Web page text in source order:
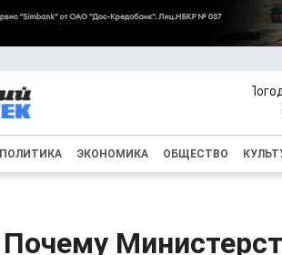
ПОЛИТИКА ЭКОНОМИКА ОБЩЕСТВО
Почему